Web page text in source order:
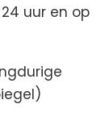
uur en op